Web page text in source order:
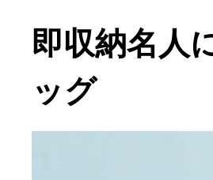
即収納名人
ッグ